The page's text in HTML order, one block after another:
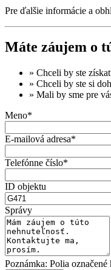
Pre ďalšie informácie a
Máte záujem o
» Chceli by ste
» Chceli by ste si
» Mali by sme pre
Meno*
E-mailová adresa*
Telefónne číslo*
ID objektu
Správy
Poznámka: Polia